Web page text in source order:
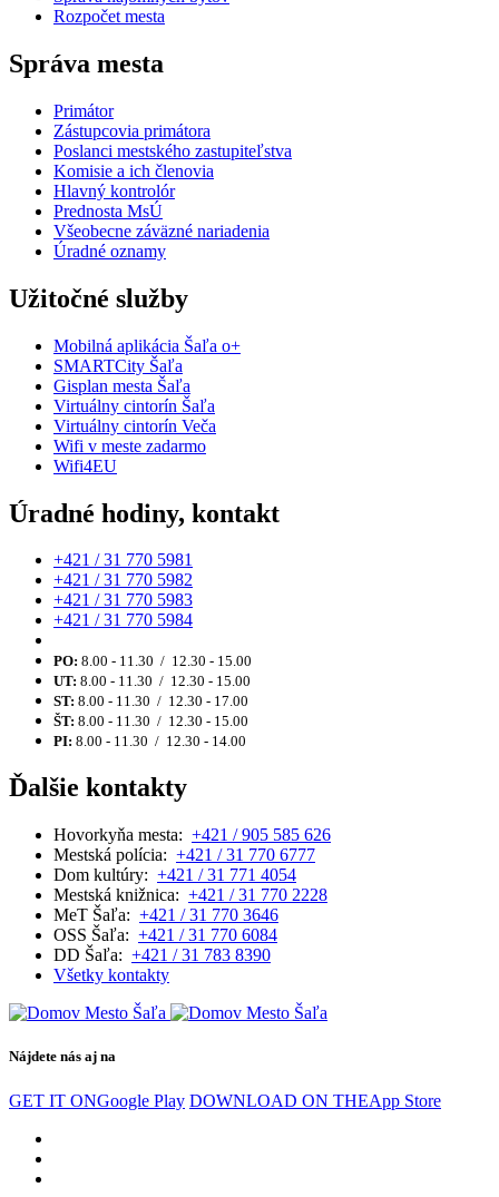
Rozpočet mesta
Správa mesta
Primátor
Zástupcovia primátora
Poslanci mestského zastupiteľstva
Komisie a ich členovia
Hlavný kontrolór
Prednosta MsÚ
Všeobecne záväzné nariadenia
Úradné oznamy
Užitočné služby
Mobilná aplikácia Šaľa o+
SMARTCity Šaľa
Gisplan mesta Šaľa
Virtuálny cintorín Šaľa
Virtuálny cintorín Veča
Wifi v meste zadarmo
Wifi4EU
Úradné hodiny, kontakt
+421 / 31 770 5981
+421 / 31 770 5982
+421 / 31 770 5983
+421 / 31 770 5984
PO: 8.00 - 11.30 / 12.30 - 15.00
UT: 8.00 - 11.30 / 12.30 - 15.00
ST: 8.00 - 11.30 / 12.30 - 17.00
ŠT: 8.00 - 11.30 / 12.30 - 15.00
PI: 8.00 - 11.30 / 12.30 - 14.00
Ďalšie kontakty
Hovorkyňa mesta: +421 / 905 585 626
Mestská polícia: +421 / 31 770 6777
Dom kultúry: +421 / 31 771 4054
Mestská knižnica: +421 / 31 770 2228
MeT Šaľa: +421 / 31 770 3646
OSS Šaľa: +421 / 31 770 6084
DD Šaľa: +421 / 31 783 8390
Všetky kontakty
Nájdete nás aj na
GET IT ONGoogle Play DOWNLOAD ON THEApp Store